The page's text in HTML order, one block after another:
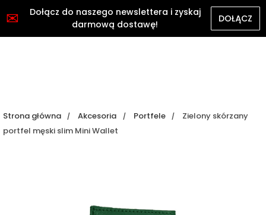
Strona główna Akcesoria Portfele
Zielony skórzany
portfel męski slim Mini Wallet
✉
Dołącz do naszego newslettera i zyskaj
darmową dostawę!
DOŁĄCZ